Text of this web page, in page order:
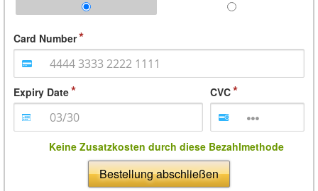
Card Number
Expiry Date CVC
Keine Zusatzkosten durch diese Bezahlmethode
Bestellung abschließen